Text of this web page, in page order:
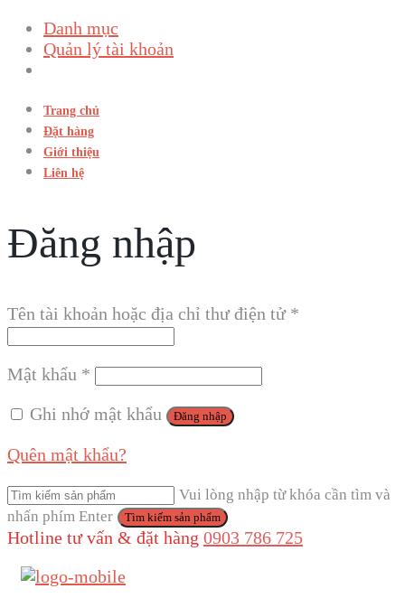
Danh mục
Quản lý tài khoản
Trang chủ
Đặt hàng
Giới thiệu
Liên hệ
Đăng nhập
Tên tài khoản hoặc địa chỉ thư điện tử *
Mật khẩu *
Ghi nhớ mật khẩu
Đăng nhập
Quên mật khẩu?
Vui lòng nhập từ khóa cần tìm và
nhấn phím Enter
Hotline tư vấn & đặt hàng 0903 786 725